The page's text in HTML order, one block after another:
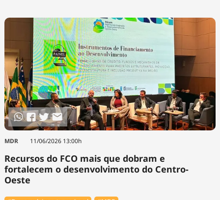
MDR 11/06/2026 13:00h
Recursos do FCO mais que dobram e
fortalecem o desenvolvimento do Centro-
Oeste